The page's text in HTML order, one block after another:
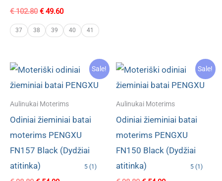
€102.80 Original
was:
€ 102.80.
€49.60Current
is:
€ 49.60.
37 38 39 40 41
Sale!
Aulinukai Moterims
Odiniai žieminiai batai
moterims PENGXU
FN157 Black (Dydžiai
atitinka)
5 (1)
Sale!
Aulinukai Moterims
Odiniai žieminiai batai
moterims PENGXU
FN150 Black (Dydžiai
atitinka)
5 (1)